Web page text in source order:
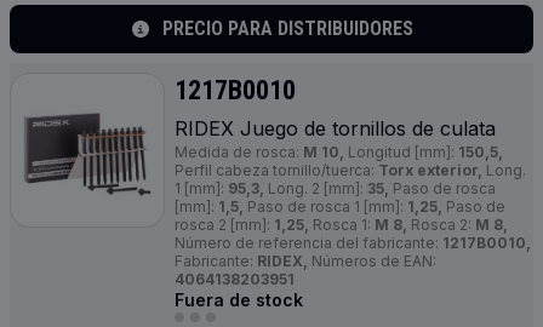
PRECIO PARA DISTRIBUIDORES
1217B0010
RIDEX Juego de tornillos de culata
Medida de rosca: M 10, Longitud [mm]: 150,5,
Perfil cabeza tornillo/tuerca: Torx exterior, Long.
1 [mm]: 95,3, Long. 2 [mm]: 35, Paso de rosca
[mm]: 1,5, Paso de rosca 1 [mm]: 1,25, Paso de
rosca 2 [mm]: 1,25, Rosca 1: M 8, Rosca 2: M 8,
Número de referencia del fabricante: 1217B0010,
Fabricante: RIDEX, Números de EAN:
4064138203951
Fuera de stock